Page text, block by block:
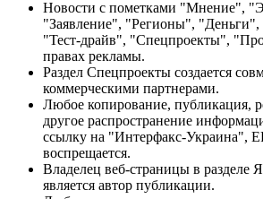
Новости с пометками "Мнение",
"Заявление", "Регионы",
"Тест-драйв", "Спецпроекты",
правах рекламы.
Раздел Спецпроекты создается
коммерческими партнерами.
Любое копирование, публикация,
другое распространение
ссылку на "Интерфакс-Украина",
воспрещается.
Владелец веб-страницы в разделе
является автор публикации.